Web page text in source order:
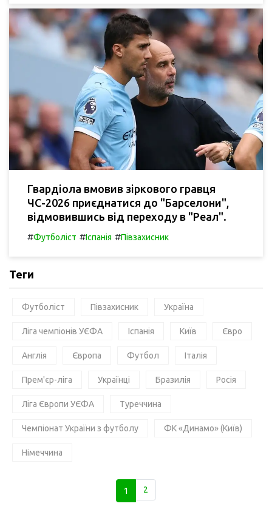
Гвардіола вмовив зіркового гравця
ЧС-2026 приєднатися до "Барселони",
відмовившись від переходу в "Реал".
#Футболіст #Іспанія #Півзахисник
Теги
Футболіст Півзахисник Україна
Ліга чемпіонів УЄФА Іспанія Київ Євро
Англія Європа Футбол Італія
Прем'єр-ліга Українці Бразилія Росія
Ліга Європи УЄФА Туреччина
Чемпіонат України з футболу ФК «Динамо» (Київ)
Німеччина
1 2